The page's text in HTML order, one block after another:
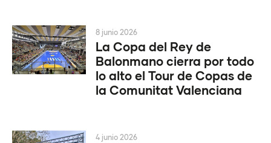
La Copa del Rey de
Balonmano cierra por todo
lo alto el Tour de Copas de
la Comunitat Valenciana
8 junio 2026
4 junio 2026